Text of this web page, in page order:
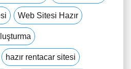
Web Sitesi Hazır
hazır rentacar sitesi